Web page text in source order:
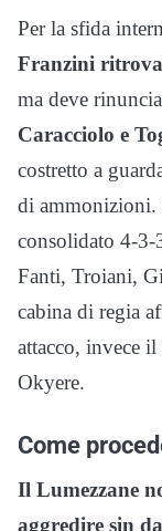
Per la sfida
Franzini
ma deve
Caracciolo e
costretto a
di ammonizioni.
consolidato 4-
Fanti, Troiani,
cabina di regia
attacco, invece
Okyere.
Come
Il Lumezzane
aggredire sin